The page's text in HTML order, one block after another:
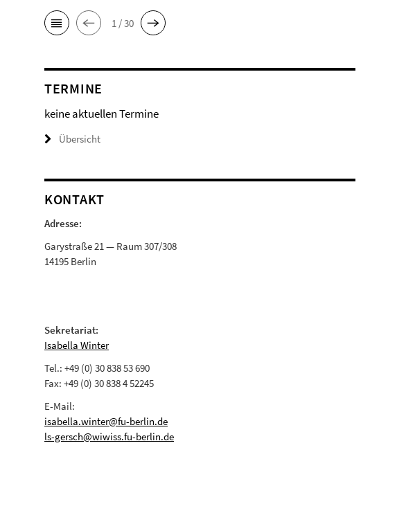
1 / 30
TERMINE
keine aktuellen Termine
Übersicht
KONTAKT
Adresse:
Garystraße 21 — Raum 307/308
14195 Berlin
Sekretariat:
Isabella Winter
Tel.: +49 (0) 30 838 53 690
Fax: +49 (0) 30 838 4 52245
E-Mail:
isabella.winter@fu-berlin.de
ls-gersch@wiwiss.fu-berlin.de